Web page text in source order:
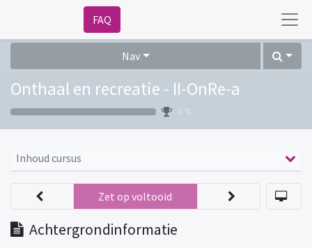
FAQ
Nav
Onthaal en recreatie - II-OnRe-a
0 %
Inhoud cursus
Achtergrondinformatie
Zet op voltooid